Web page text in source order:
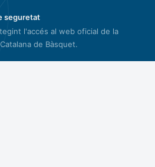
seguretat
l'accés al web oficial de la
de Bàsquet.